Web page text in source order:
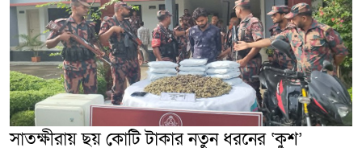
সাতক্ষীরায় ছয় কোটি টাকার নতুন ধরনের ‘কুশ’